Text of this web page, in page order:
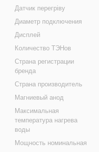
Датчик перегріву
Диаметр подключения
Дисплей
Количество ТЭНов
Страна регистрации
бренда
Страна производитель
Магниевый анод
Максимальная
температура нагрева
воды
Мощность номинальная